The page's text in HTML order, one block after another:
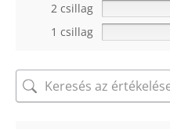
2 csillag
1 csillag